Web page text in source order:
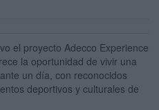
el proyecto Adecco Experience
la oportunidad de vivir una
un día, con reconocidos
deportivos y culturales de